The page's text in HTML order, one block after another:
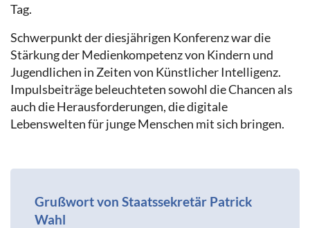
Tag.
Schwerpunkt der diesjährigen Konferenz war die
Stärkung der Medienkompetenz von Kindern und
Jugendlichen in Zeiten von Künstlicher Intelligenz.
Impulsbeiträge beleuchteten sowohl die Chancen als
auch die Herausforderungen, die digitale
Lebenswelten für junge Menschen mit sich bringen.
Grußwort von Staatssekretär Patrick
Wahl